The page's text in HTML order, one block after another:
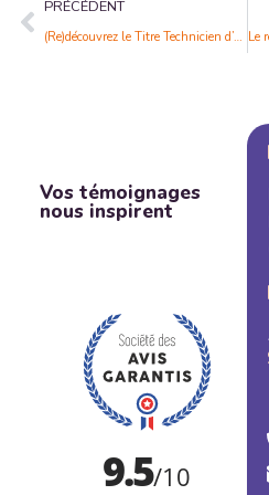
PRÉCÉDENT
(Re)découvrez le Titre Technicien d’Assistance en Informatique
Vos témoignages
nous inspirent